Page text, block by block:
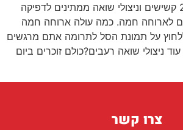
חמה, בכל יום. 2,000 קשישים וניצולי שואה ממתינים לדפיקה
לארוחה חמה. כמה עולה ארוחה חמה
ללחוץ על תמונת הסל לתרומה אתם מרגשים
מזועזים שיש ב2022 עוד ניצולי שואה רעבים?כולם זוכרים ביום
צרו קשר